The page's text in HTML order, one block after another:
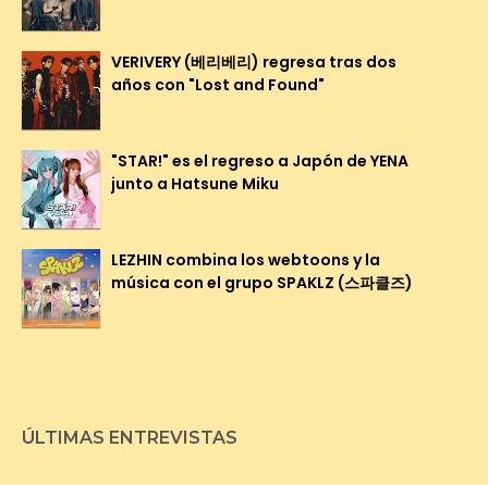
VERIVERY (베리베리) regresa tras dos
años con "Lost and Found"
"STAR!" es el regreso a Japón de YENA
junto a Hatsune Miku
LEZHIN combina los webtoons y la
música con el grupo SPAKLZ (스파클즈)
ÚLTIMAS ENTREVISTAS